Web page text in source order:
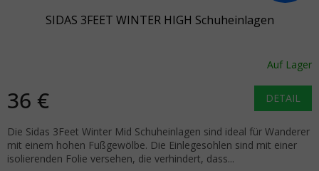
SIDAS 3FEET WINTER HIGH Schuheinlagen
Auf Lager
36 € DETAIL
Die Sidas 3Feet Winter Mid Schuheinlagen sind ideal für Wanderer
mit einem hohen Fußgewölbe. Die Einlegesohlen sind mit einer
isolierenden Folie versehen, die verhindert, dass...